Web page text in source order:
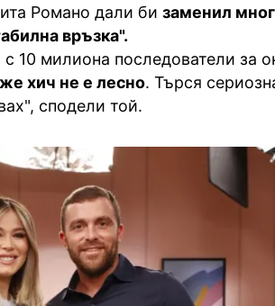
Романо дали би заменил
връзка".
милиона последователи за
хич не е лесно. Търся
сподели той.